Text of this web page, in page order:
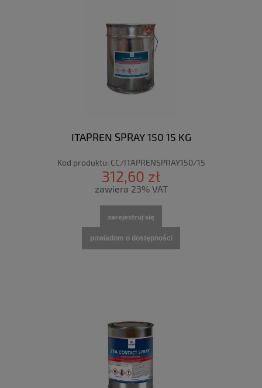
ITAPREN SPRAY 150 15 KG
Kod produktu: CC/ITAPRENSPRAY150/15
312,60 zł
zawiera 23% VAT
zarejestruj się
powiadom o dostępności